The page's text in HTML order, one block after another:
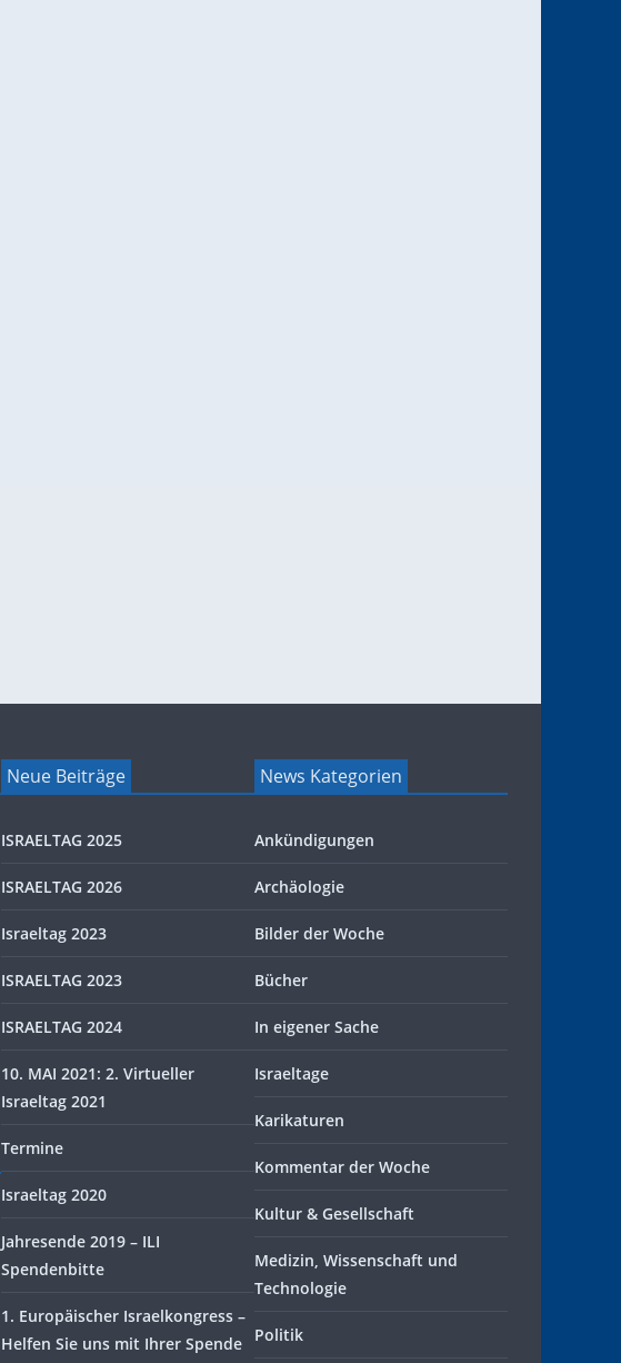
Neue Beiträge
ISRAELTAG 2025
ISRAELTAG 2026
Israeltag 2023
ISRAELTAG 2023
ISRAELTAG 2024
10. MAI 2021: 2. Virtueller
Israeltag 2021
Termine
Israeltag 2020
Jahresende 2019 – ILI
Spendenbitte
1. Europäischer Israelkongress –
Helfen Sie uns mit Ihrer Spende
News Kategorien
Ankündigungen
Archäologie
Bilder der Woche
Bücher
In eigener Sache
Israeltage
Karikaturen
Kommentar der Woche
Kultur & Gesellschaft
Medizin, Wissenschaft und
Technologie
Politik